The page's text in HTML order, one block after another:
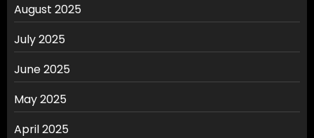
August 2025
July 2025
June 2025
May 2025
April 2025